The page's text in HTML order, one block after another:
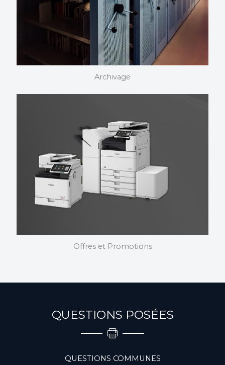
Nous choisissons et installons vos photocopieurs. Nous
maîtrisons nos produits dans les moindres détails et
pouvons vous assister quelque soit votre domaine
Archivage
maîtrisons nos produits dans les moindres détails et
pouvons vous assister quelque soit votre domaine
d’activité.
Offres et Promotions
QUESTIONS POSÉES
QUESTIONS COMMUNES